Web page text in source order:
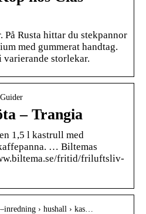
Rusta hittar du stekpannor
med gummerat handtag.
storlekar.
– Trangia
1,5 l kastrull med
… Biltemas
fritid/friluftsliv-
› hushall › kas…